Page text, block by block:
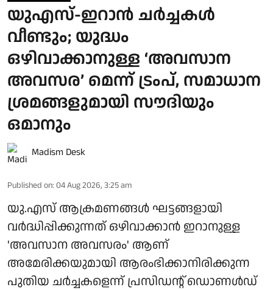
യുഎസ്-ഇറാൻ ചർച്ചകൾ
വീണ്ടും; യുദ്ധം
ഒഴിവാക്കാനുള്ള ‘അവസാന
അവസര’ മെന്ന് ട്രംപ്, സമാധാന
ശ്രമങ്ങളുമായി സൗദിയും
ഒമാനും
Madism Desk
Published on: 04 Aug 2026, 3:25 am
യു.എസ് ആക്രമണങ്ങള്‍ ഘട്ടങ്ങളായി
വര്‍ദ്ധിപ്പിക്കുന്നത് ഒഴിവാക്കാന്‍ ഇറാനുള്ള
'അവസാന അവസരം' ആണ്
അമേരിക്കയുമായി ആരംഭിക്കാനിരിക്കുന്ന
പുതിയ ചര്‍ച്ചകളെന്ന് പ്രസിഡന്റ് ഡൊണള്‍ഡ്